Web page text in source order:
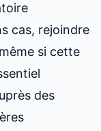
cas, rejoindre
si cette
des